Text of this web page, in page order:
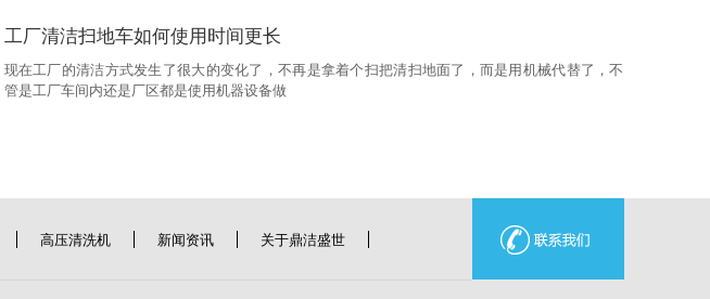
工厂清洁扫地车如何使用时间更长
现在工厂的清洁方式发生了很大的变化了，不再是拿着个扫把清扫地面了，而是用机械代替了，不
管是工厂车间内还是厂区都是使用机器设备做
高压清洗机 新闻资讯 关于鼎洁盛世